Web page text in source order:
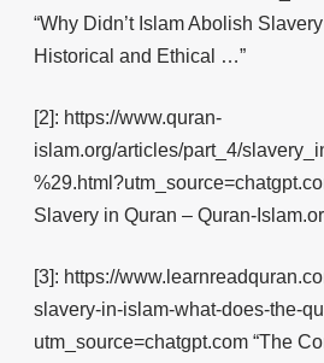
“Why Didn’t Islam Abolish
Historical and Ethical …”
[2]: https://www.quran-
islam.org/articles/part_4/
Slavery in Quran – Quran-
[3]: https://
slavery-in-islam-what-does-the-
utm_source=chatgpt.com “The